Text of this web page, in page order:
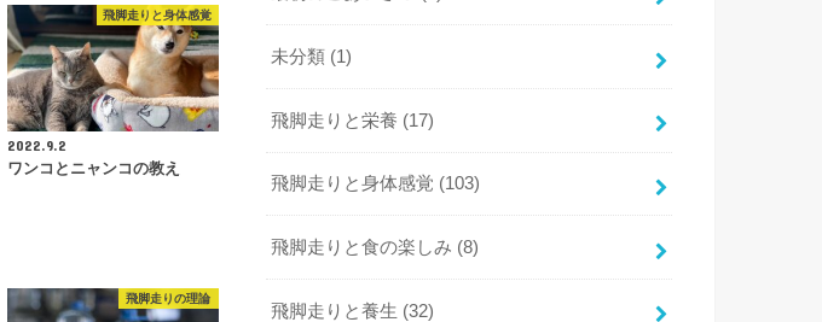
飛脚走りと身体感覚
2022.9.2
ワンコとニャンコの教え
飛脚走りの理論
未分類 (1)
飛脚走りと栄養 (17)
飛脚走りと身体感覚 (103)
飛脚走りと食の楽しみ (8)
飛脚走りと養生 (32)